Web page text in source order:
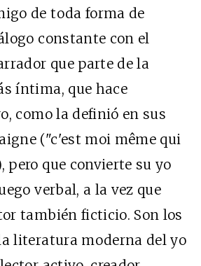
de toda forma de
constante con el
que parte de la
íntima, que hace
como la definió en sus
("c'est moi même qui
pero que convierte su yo
verbal, a la vez que
también ficticio. Son los
literatura moderna del yo